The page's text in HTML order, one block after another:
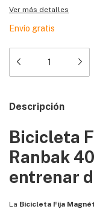
Ver más detalles
Envío gratis
Descripción
Bicicleta
Ranbak
entrenar
La Bicicleta Fija